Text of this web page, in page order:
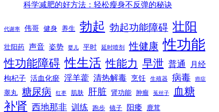
科学减肥的好方法：轻松瘦身不反弹的秘诀
代谢率 伟哥 健身 养生 勃起 勃起功能障碍 壮阳
壮阳药 声音 姿势 婴儿 平时 延时喷剂 性健康 性功能
性功能障碍 性生活 性能力 早泄 普通 月经
枸杞子 活血化瘀 淫羊藿 清热解毒 烹饪 生殖器 病毒 癌症
睾丸 糖尿病 红枣 肌肤 肝脏 肾功能 肿瘤 菟丝子 血糖
补肾 西地那非 训练 跑步 镜子 阳痿 鹿茸